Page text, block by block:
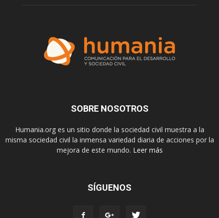
SOBRE NOSOTROS
Humania.org es un sitio donde la sociedad civil muestra a la
misma sociedad civil la inmensa variedad diaria de acciones por la
mejora de este mundo. Leer más
SÍGUENOS